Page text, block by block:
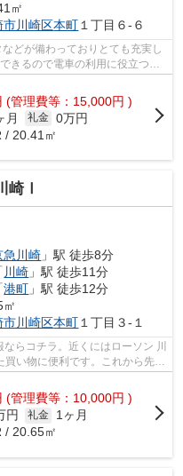
㎡
市川崎区本町 １丁目６-６
どが備わっておりとても充実し
きるので電車の利用に役立つマ
(管理費等：15,000円 )
月 礼金 0万円
/ 20.41㎡
崎Ⅰ
急川崎 」駅 徒歩8分
川崎 」駅 徒歩11分
港町 」駅 徒歩12分
市川崎区本町 １丁目３-１
らコチラ。近くにはローソン 川
い物に便利です。これから先、
(管理費等：10,000円 )
円 礼金
1ヶ月
/ 20.65㎡